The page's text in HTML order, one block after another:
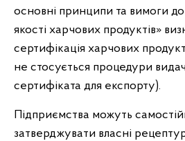
основні принципи та вимоги до
якості харчових продуктів»
сертифікація харчових
не стосується процедури
сертифіката для експорту).
Підприємства можуть
затверджувати власні